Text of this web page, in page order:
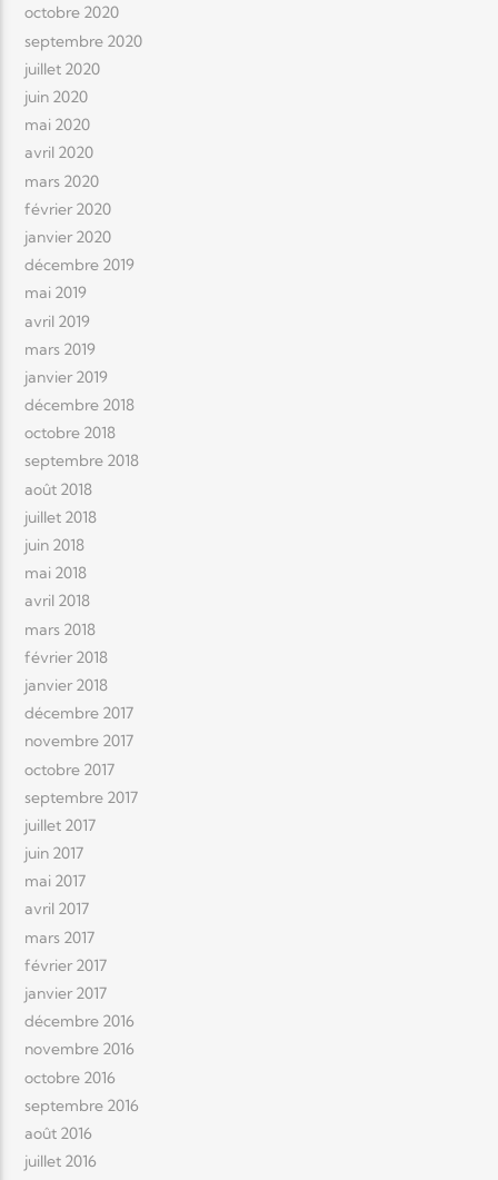
octobre 2020
septembre 2020
juillet 2020
juin 2020
mai 2020
avril 2020
mars 2020
février 2020
janvier 2020
décembre 2019
mai 2019
avril 2019
mars 2019
janvier 2019
décembre 2018
octobre 2018
septembre 2018
août 2018
juillet 2018
juin 2018
mai 2018
avril 2018
mars 2018
février 2018
janvier 2018
décembre 2017
novembre 2017
octobre 2017
septembre 2017
juillet 2017
juin 2017
mai 2017
avril 2017
mars 2017
février 2017
janvier 2017
décembre 2016
novembre 2016
octobre 2016
septembre 2016
août 2016
juillet 2016